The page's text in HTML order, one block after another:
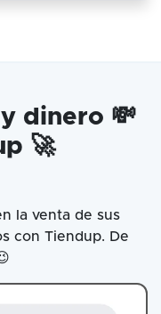
dinero 💸
🚀
la venta de sus
con Tiendup. De